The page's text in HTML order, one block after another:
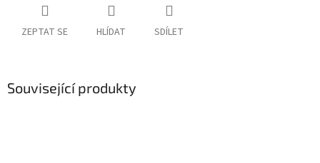
ZEPTAT SE HLÍDAT SDÍLET
Související produkty